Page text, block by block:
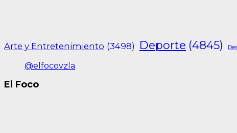
Arte y Entretenimiento (3498) Deporte (4845)
@elfocovzla
El Foco